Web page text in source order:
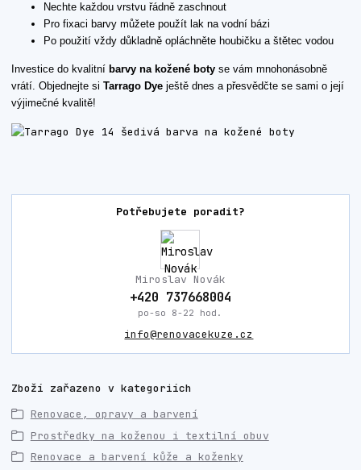
Nechte každou vrstvu řádně zaschnout
Pro fixaci barvy můžete použít lak na vodní bázi
Po použití vždy důkladně opláchněte houbičku a štětec vodou
Investice do kvalitní barvy na kožené boty se vám mnohonásobně
vrátí. Objednejte si Tarrago Dye ještě dnes a přesvědčte se sami o její
výjimečné kvalitě!
Potřebujete poradit?
Miroslav Novák
+420 737668004
po-so 8-22 hod.
info@renovacekuze.cz
Zboží zařazeno v kategoriích
Renovace, opravy a barvení
Prostředky na koženou i textilní obuv
Renovace a barvení kůže a koženky